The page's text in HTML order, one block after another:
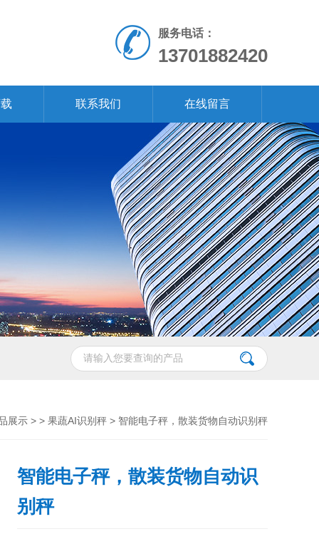
服务电话：
13701882420
联系我们 在线留言
展示 > > 果蔬AI识别秤 > 智能电子秤，散装货物自动识别秤
智能电子秤，散装货物自动识
别秤